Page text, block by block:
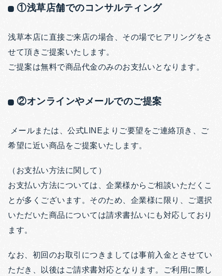
①浅草店舗でのコンサルティング
浅草本店に直接ご来店の場合、その場でヒアリングをさ
せて頂きご提案いたします。
ご提案は無料で商品代金のみのお支払いとなります。
②オンラインやメールでのご提案
メールまたは、公式LINEよりご要望をご連絡頂き、ご
希望に近い商品をご提案いたします。
（お支払い方法に関して）
お支払い方法については、企業様からご相談いただくこ
とが多くございます。そのため、企業様に限り、ご選択
いただいた商品については請求書払いにも対応しており
ます。
なお、初回のお取引につきましては事前入金とさせてい
ただき、以後はご請求書対応となります。ご利用に際し